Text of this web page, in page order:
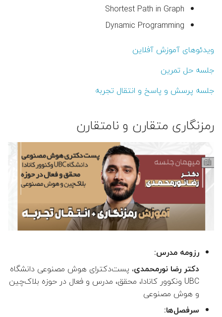
Shortest Path in Graph
Dynamic Programming
ویدئوهای آموزش آفلاین
جلسه حل تمرین
جلسه پرسش و پاسخ و انتقال تجربه
رمزنگاری متقارن و نامتقارن
رزومه مدرس:
دکتر رضا نورمحمدی، پست‌دکترای هوش مصنوعی دانشگاه
UBC ونکوور کانادا، محقق، مدرس و فعال در حوزه بلاک‌چین
و هوش مصنوعی
سرفصل‌ها: